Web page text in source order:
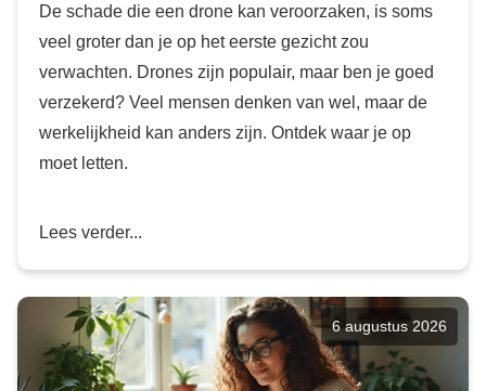
De schade die een drone kan veroorzaken, is soms
veel groter dan je op het eerste gezicht zou
verwachten. Drones zijn populair, maar ben je goed
verzekerd? Veel mensen denken van wel, maar de
werkelijkheid kan anders zijn. Ontdek waar je op
moet letten.
Lees verder...
6 augustus 2026